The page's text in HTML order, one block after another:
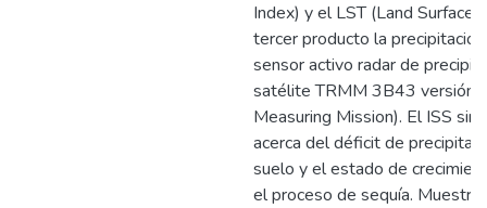
Index) y el LST (Land Surface
tercer producto la
sensor activo radar de
satélite TRMM 3B43 versión
Measuring Mission). El ISS
acerca del déficit de
suelo y el estado de
el proceso de sequía.